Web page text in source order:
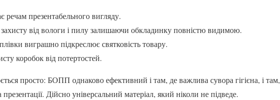
речам презентабельного вигляду.
від вологи і пилу залишаючи обкладинку повністю видимою.
виграшно підкреслює святковість товару.
коробок від потертостей.
просто: БОПП однаково ефективний і там, де важлива сувора гігієна, і там,
Дійсно універсальний матеріал, який ніколи не підведе.